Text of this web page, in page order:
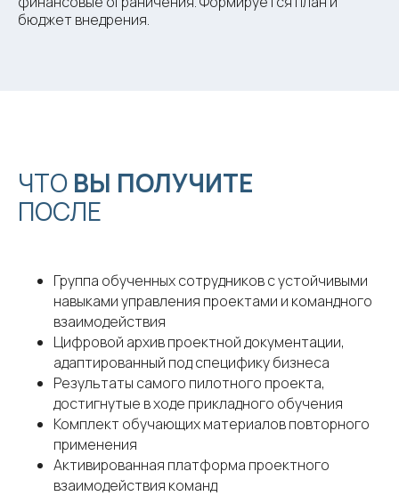
бюджет внедрения.
ЧТО ВЫ ПОЛУЧИТЕ
ПОСЛЕ
Группа обученных сотрудников с устойчивыми
навыками управления проектами и командного
взаимодействия
Цифровой архив проектной документации,
адаптированный под специфику бизнеса
Результаты самого пилотного проекта,
достигнутые в ходе прикладного обучения
Комплект обучающих материалов повторного
применения
Активированная платформа проектного
взаимодействия команд